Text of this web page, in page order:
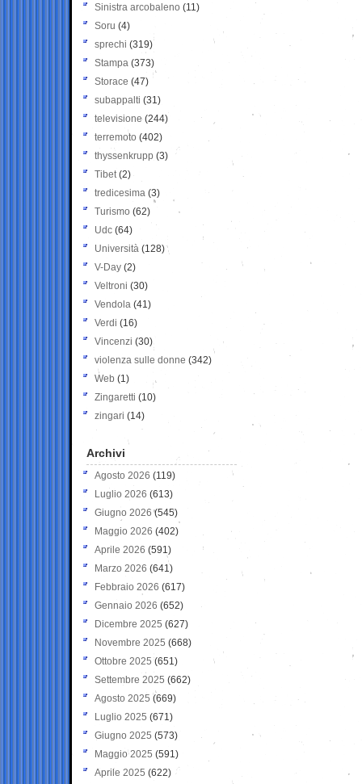
Sinistra arcobaleno (11)
Soru (4)
sprechi (319)
Stampa (373)
Storace (47)
subappalti (31)
televisione(244)
terremoto (402)
thyssenkrupp (3)
Tibet(2)
tredicesima (3)
Turismo (62)
Udc (64)
Università (128)
V-Day (2)
Veltroni (30)
Vendola (41)
Verdi (16)
Vincenzi (30)
violenza sulle donne (342)
Web (1)
Zingaretti (10)
zingari (14)
Archivi
Agosto 2026 (119)
Luglio 2026 (613)
Giugno 2026 (545)
Maggio 2026 (402)
Aprile 2026 (591)
Marzo 2026 (641)
Febbraio 2026 (617)
Gennaio 2026 (652)
Dicembre 2025 (627)
Novembre 2025 (668)
Ottobre 2025 (651)
Settembre 2025 (662)
Agosto 2025 (669)
Luglio 2025 (671)
Giugno 2025 (573)
Maggio 2025 (591)
Aprile 2025 (622)